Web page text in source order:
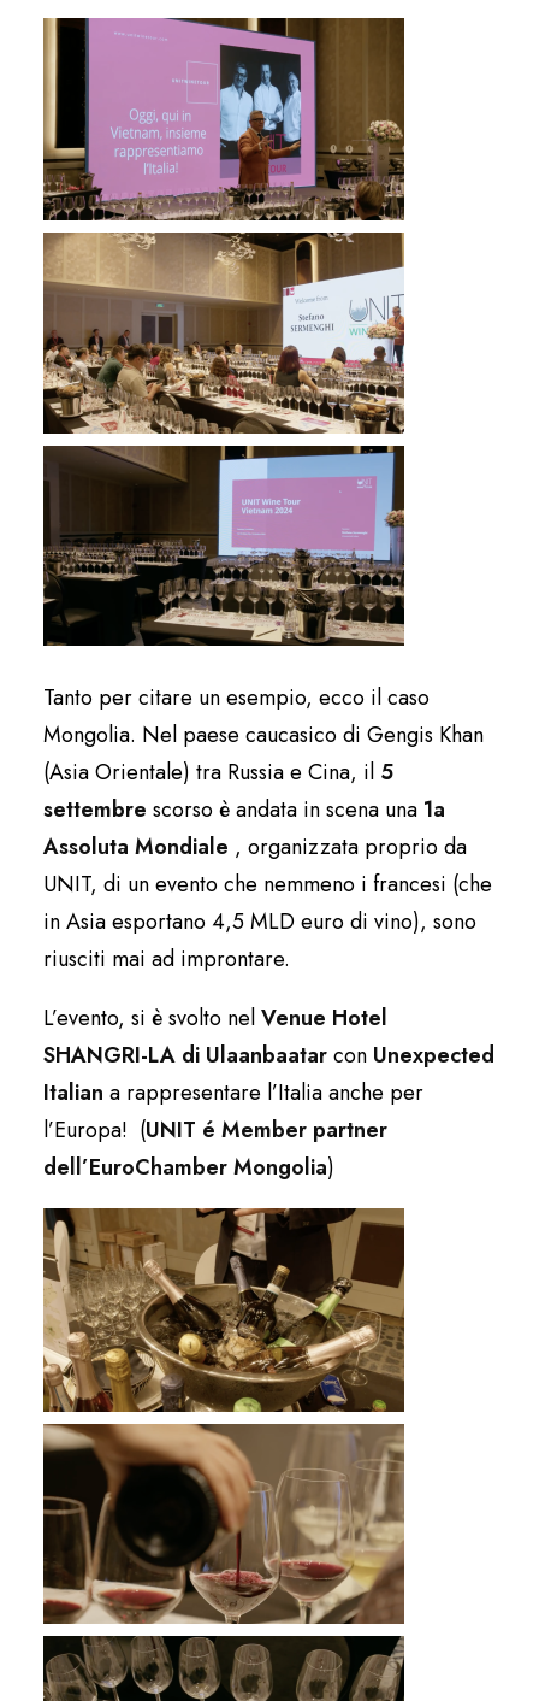
Tanto per citare un esempio, ecco il caso
Mongolia. Nel paese caucasico di Gengis Khan
(Asia Orientale) tra Russia e Cina, il 5
settembre scorso è andata in scena una 1a
Assoluta Mondiale , organizzata proprio da
UNIT, di un evento che nemmeno i francesi (che
in Asia esportano 4,5 MLD euro di vino), sono
riusciti mai ad improntare.
L’evento, si è svolto nelVenue Hotel
SHANGRI-LA di Ulaanbaatarcon Unexpected
Italian a rappresentare l’Italia anche per
l’Europa! (UNIT é Member partner
dell’EuroChamber Mongolia)